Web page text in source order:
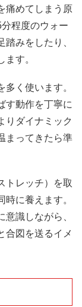
痛めてしまう原
程度のウォー
みをしたり、
す。
く使います。
す動作を丁寧に
りダイナミック
まってきたら準
トレッチ）を取
に養えます。
識しながら、
合図を送るイメ